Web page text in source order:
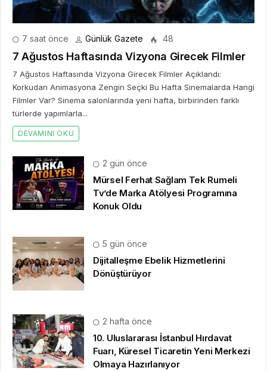
7 saat önce Günlük Gazete 48
7 Ağustos Haftasında Vizyona Girecek Filmler
7 Ağustos Haftasında Vizyona Girecek Filmler Açıklandı:
Korkudan Animasyona Zengin Seçki Bu Hafta Sinemalarda Hangi
Filmler Var? Sinema salonlarında yeni hafta, birbirinden farklı
türlerde yapımlarla...
DEVAMINI OKU
2 gün önce
Mürsel Ferhat Sağlam Tek Rumeli
Tv’de Marka Atölyesi Programına
Konuk Oldu
5 gün önce
Dijitalleşme Ebelik Hizmetlerini
Dönüştürüyor
2 hafta önce
10. Uluslararası İstanbul Hırdavat
Fuarı, Küresel Ticaretin Yeni Merkezi
Olmaya Hazırlanıyor